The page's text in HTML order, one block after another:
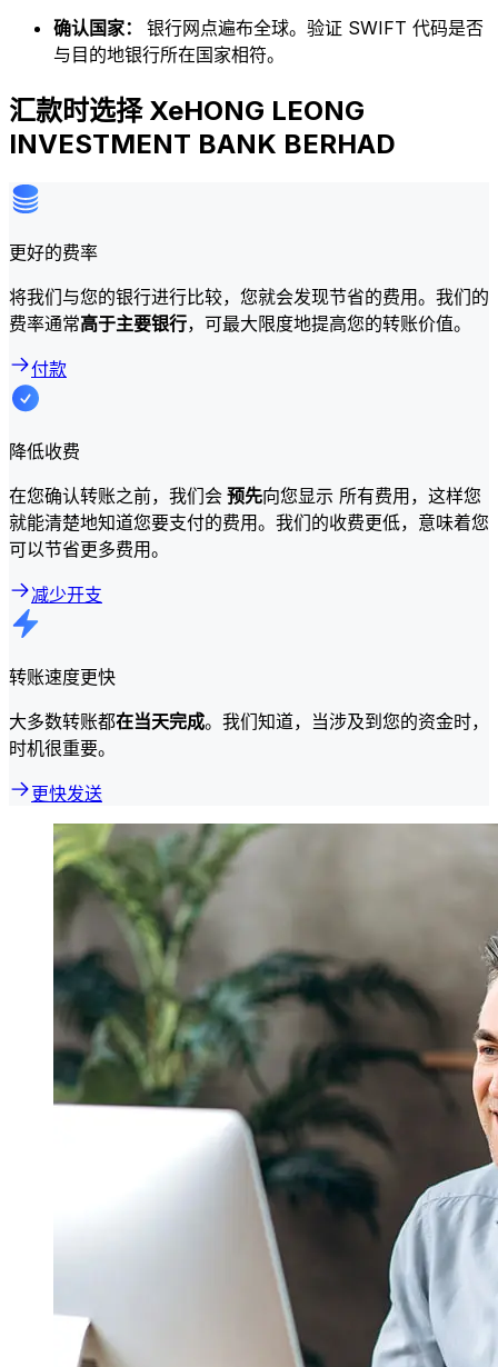
确认国家： 银行网点遍布全球。验证 SWIFT 代码是否
与目的地银行所在国家相符。
汇款时选择 XeHONG LEONG
INVESTMENT BANK BERHAD
更好的费率
将我们与您的银行进行比较，您就会发现节省的费用。我们的
费率通常高于主要银行，可最大限度地提高您的转账价值。
付款
降低收费
在您确认转账之前，我们会 预先向您显示 所有费用，这样您
就能清楚地知道您要支付的费用。我们的收费更低，意味着您
可以节省更多费用。
减少开支
转账速度更快
大多数转账都在当天完成。我们知道，当涉及到您的资金时，
时机很重要。
更快发送